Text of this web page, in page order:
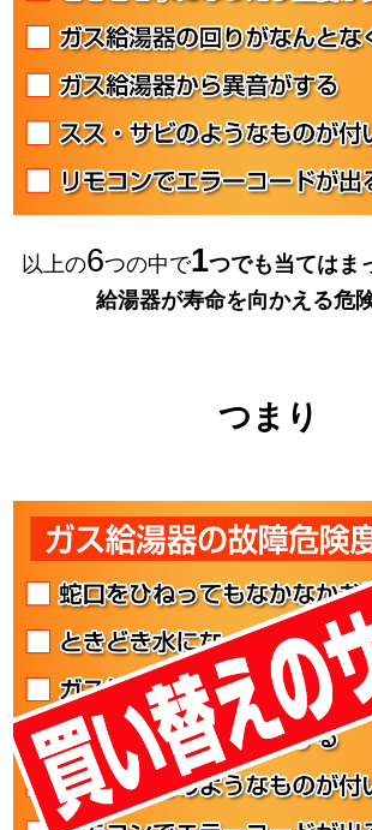
以上の6つの中で1つでも当てはま
給湯器が寿命を向かえる危
つまり